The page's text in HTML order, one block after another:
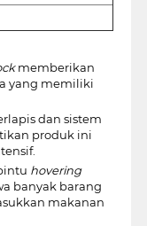
memberikan
yang memiliki
dan sistem
produk ini
hovering
banyak barang
makanan